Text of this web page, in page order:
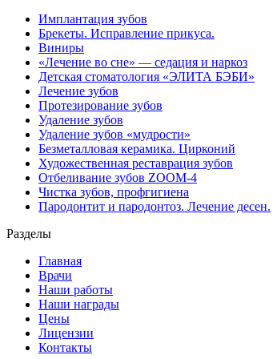
Имплантация зубов
Брекеты. Исправление прикуса.
Виниры
«Лечение во сне» — седация и наркоз
Детская стоматология «ЭЛИТА БЭБИ»
Лечение зубов
Протезирование зубов
Удаление зубов
Удаление зубов «мудрости»
Безметалловая керамика. Цирконий
Художественная реставрация зубов
Отбеливание зубов ZOOM-4
Чистка зубов, профгигиена
Пародонтит и пародонтоз. Лечение десен.
Разделы
Главная
Врачи
Наши работы
Наши награды
Цены
Лицензии
Контакты